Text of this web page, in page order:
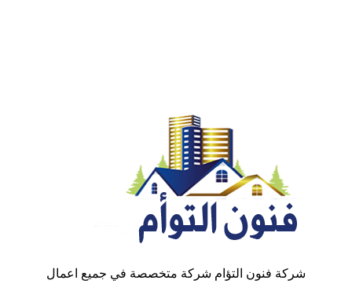
شركة فنون التؤام شركة متخصصة في جميع اعمال